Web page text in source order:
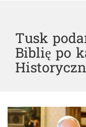
Tusk
Biblię po